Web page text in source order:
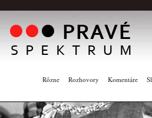
Rôzne Rozhovory Komentáre